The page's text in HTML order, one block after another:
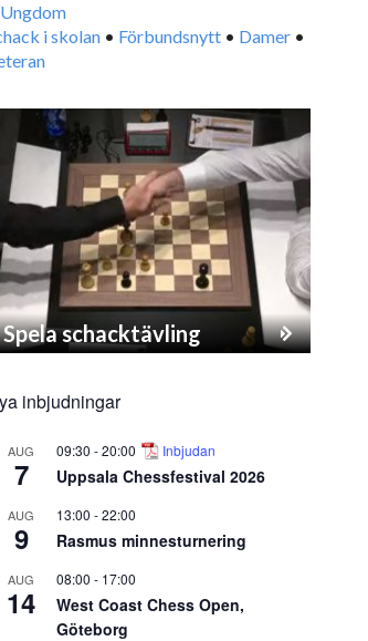
Ungdom
i skolan • Förbundsnytt • Damer •
Spela schacktävling
inbjudningar
AUG
7
09:30 -20:00 Inbjudan
Uppsala Chessfestival 2026
AUG
9
13:00 -22:00
Rasmus minnesturnering
AUG
14
08:00 - 17:00
West Coast Chess Open,
Göteborg